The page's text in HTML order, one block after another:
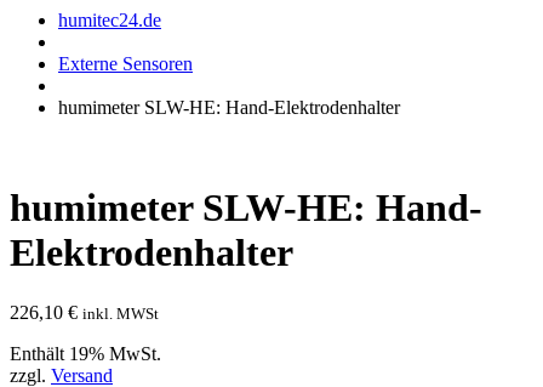
humitec24.de
Externe Sensoren
humimeter SLW-HE: Hand-Elektrodenhalter
humimeter SLW-HE: Hand-
Elektrodenhalter
226,10 € inkl. MWSt
Enthält 19% MwSt.
zzgl. Versand